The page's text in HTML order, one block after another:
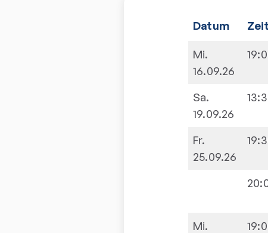
Datum Zeit
Mi.
16.09.26
Sa.
19.09.26
Fr.
25.09.26
Mi.